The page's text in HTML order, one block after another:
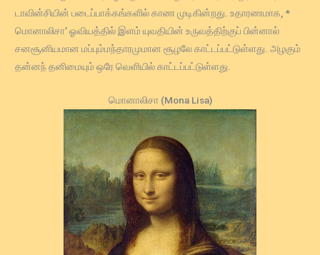
டாவின்சியின் படைப்பாக்கங்களில் காண முடிகின்றது. உதாரணமாக, *
மொனாலிசா’ ஓவியத்தில் இளம் யுவதியின் உருவத்திற்குப் பின்னால்
சனசூனியமான மப்பும்மந்தாரமுமான சூழலே காட்டப்பட்டுள்ளது. அழகும்
தன்னந் தனிமையும் ஒரே வெளியில் காட்டப்பட்டுள்ளது.
மொனாலிசா (Mona Lisa)